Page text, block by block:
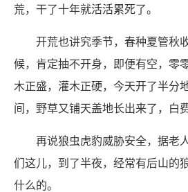
荒，干了十年就活活累死了。
开荒也讲究季节，春种夏管秋
候，肯定抽不开身，即便有空，零
木正盛，灌木正硬，今天开了半分
间，野草又铺天盖地长出来了，白
再说狼虫虎豹威胁安全，据老
们这儿，到了半夜，经常有后山的
什么的。